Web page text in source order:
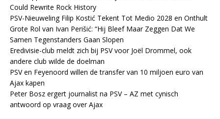
Could Rewrite Rock History
PSV-Nieuweling Filip Kostić Tekent Tot Medio 2028 en Onthult
Grote Rol van Ivan Perišić: “Hij Bleef Maar Zeggen Dat We
Samen Tegenstanders Gaan Slopen
Eredivisie-club meldt zich bij PSV voor Joël Drommel, ook
andere club wilde de doelman
PSV en Feyenoord willen de transfer van 10 miljoen euro van
Ajax kapen
Peter Bosz ergert journalist na PSV – AZ met cynisch
antwoord op vraag over Ajax